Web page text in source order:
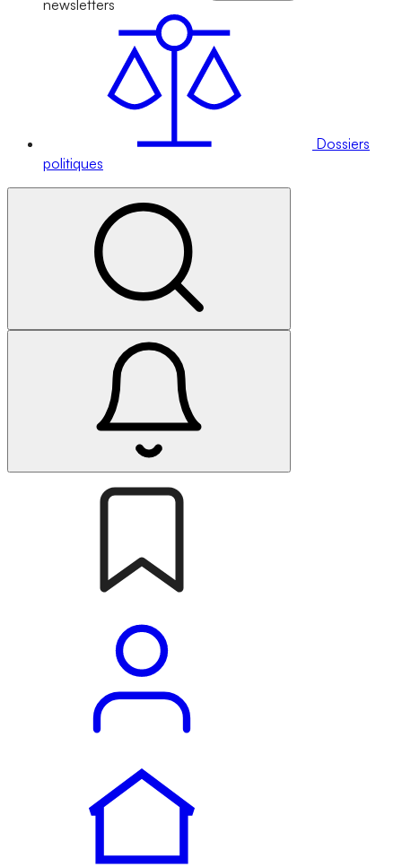
newsletters
Dossiers
politiques